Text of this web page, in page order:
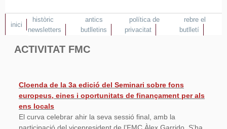
inici
històric
newsletters
antics
butlletins
política de
privacitat
rebre el
butlletí
ACTIVITAT FMC
Cloenda de la 3a edició del Seminari sobre fons
europeus, eines i oportunitats de finançament per als
ens locals
El curva celebrar ahir la seva sessió final, amb la